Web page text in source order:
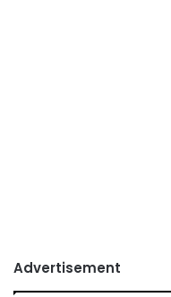
Advertisement